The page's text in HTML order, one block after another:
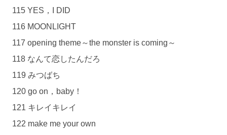
115 YES，I DID
116 MOONLIGHT
117 opening theme～the monster is coming～
118 なんて恋したんだろ
119 みつばち
120 go on，baby！
121 キレイキレイ
122 make me your own